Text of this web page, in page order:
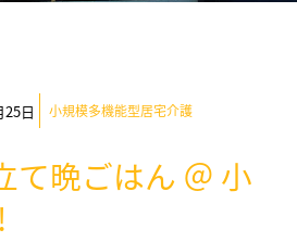
25日 小規模多機能型居宅介護
て晩ごはん ＠ 小